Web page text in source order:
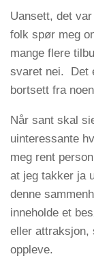
Uansett, det
folk spør meg
mange flere
svaret nei. Det
bortsett fra
Når sant skal
uinteressante
meg rent
at jeg takker ja
denne
inneholde et
eller attraksjon,
oppleve.